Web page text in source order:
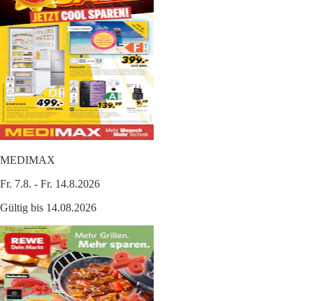
MEDIMAX
Fr. 7.8. - Fr. 14.8.2026
Gültig bis 14.08.2026